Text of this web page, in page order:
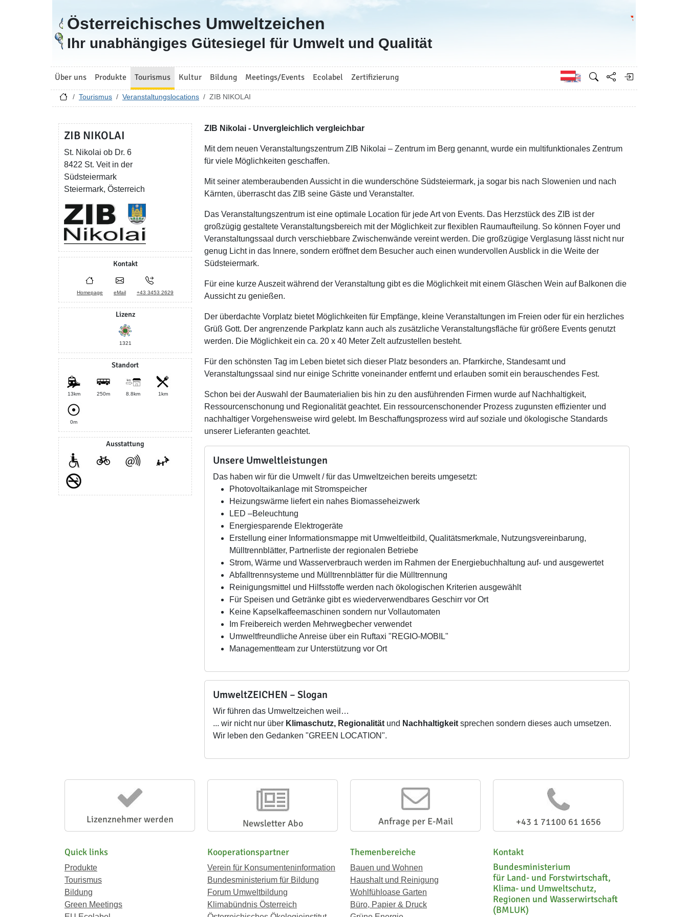
Zur Startseite
Österreichisches Umweltzeichen
Ihr unabhängiges Gütesiegel für Umwelt und Qualität
Über uns Produkte Tourismus Kultur Bildung Meetings/Events Ecolabel Zertifizierung Englisch
Tourismus Veranstaltungslocations ZIB NIKOLAI
ZIB NIKOLAI
St. Nikolai ob Dr. 6
8422 St. Veit in der
Südsteiermark
Steiermark, Österreich
Kontakt
Homepage eMail +43 3453 2629
Lizenz
1321
Standort
13km 250m 8.8km 1km
0m
Ausstattung
ZIB Nikolai - Unvergleichlich vergleichbar
Mit dem neuen Veranstaltungszentrum ZIB Nikolai – Zentrum im Berg genannt, wurde ein multifunktionales Zentrum
für viele Möglichkeiten geschaffen.
Mit seiner atemberaubenden Aussicht in die wunderschöne Südsteiermark, ja sogar bis nach Slowenien und nach
Kärnten, überrascht das ZIB seine Gäste und Veranstalter.
Das Veranstaltungszentrum ist eine optimale Location für jede Art von Events. Das Herzstück des ZIB ist der
großzügig gestaltete Veranstaltungsbereich mit der Möglichkeit zur flexiblen Raumaufteilung. So können Foyer und
Veranstaltungssaal durch verschiebbare Zwischenwände vereint werden. Die großzügige Verglasung lässt nicht nur
genug Licht in das Innere, sondern eröffnet dem Besucher auch einen wundervollen Ausblick in die Weite der
Südsteiermark.
Für eine kurze Auszeit während der Veranstaltung gibt es die Möglichkeit mit einem Gläschen Wein auf Balkonen die
Aussicht zu genießen.
Der überdachte Vorplatz bietet Möglichkeiten für Empfänge, kleine Veranstaltungen im Freien oder für ein herzliches
Grüß Gott. Der angrenzende Parkplatz kann auch als zusätzliche Veranstaltungsfläche für größere Events genutzt
werden. Die Möglichkeit ein ca. 20 x 40 Meter Zelt aufzustellen besteht.
Für den schönsten Tag im Leben bietet sich dieser Platz besonders an. Pfarrkirche, Standesamt und
Veranstaltungssaal sind nur einige Schritte voneinander entfernt und erlauben somit ein berauschendes Fest.
Schon bei der Auswahl der Baumaterialien bis hin zu den ausführenden Firmen wurde auf Nachhaltigkeit,
Ressourcenschonung und Regionalität geachtet. Ein ressourcenschonender Prozess zugunsten effizienter und
nachhaltiger Vorgehensweise wird gelebt. Im Beschaffungsprozess wird auf soziale und ökologische Standards
unserer Lieferanten geachtet.
Unsere Umweltleistungen
Das haben wir für die Umwelt / für das Umweltzeichen bereits umgesetzt:
Photovoltaikanlage mit Stromspeicher
Heizungswärme liefert ein nahes Biomasseheizwerk
LED –Beleuchtung
Energiesparende Elektrogeräte
Erstellung einer Informationsmappe mit Umweltleitbild, Qualitätsmerkmale, Nutzungsvereinbarung,
Mülltrennblätter, Partnerliste der regionalen Betriebe
Strom, Wärme und Wasserverbrauch werden im Rahmen der Energiebuchhaltung auf- und ausgewertet
Abfalltrennsysteme und Mülltrennblätter für die Mülltrennung
Reinigungsmittel und Hilfsstoffe werden nach ökologischen Kriterien ausgewählt
Für Speisen und Getränke gibt es wiederverwendbares Geschirr vor Ort
Keine Kapselkaffeemaschinen sondern nur Vollautomaten
Im Freibereich werden Mehrwegbecher verwendet
Umweltfreundliche Anreise über ein Ruftaxi "REGIO-MOBIL"
Managementteam zur Unterstützung vor Ort
UmweltZEICHEN – Slogan
Wir führen das Umweltzeichen weil…
... wir nicht nur über Klimaschutz, Regionalität und Nachhaltigkeit sprechen sondern dieses auch umsetzen.
Wir leben den Gedanken "GREEN LOCATION".
Lizenznehmer werden Newsletter Abo Anfrage per E-Mail +43 1 71100 61 1656
Quick links
Produkte
Tourismus
Bildung
Green Meetings
Kooperationspartner
Verein für Konsumenteninformation
Bundesministerium für Bildung
Forum Umweltbildung
Klimabündnis Österreich
Themenbereiche
Bauen und Wohnen
Haushalt und Reinigung
Wohlfühloase Garten
Büro, Papier & Druck
Kontakt
Bundesministerium
für Land- und Forstwirtschaft,
Klima- und Umweltschutz,
Regionen und Wasserwirtschaft
(BMLUK)